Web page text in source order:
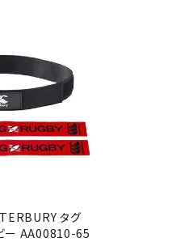
ットネス・ヨガ
Real Stone
Sondico
タグ
ー AA00810-65